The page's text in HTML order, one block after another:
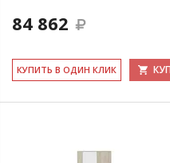
84 862
КУ­ПИТЬ В ОДИН КЛИК